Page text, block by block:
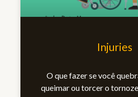
Injuries
O que fazer se você
queimar ou torcer o